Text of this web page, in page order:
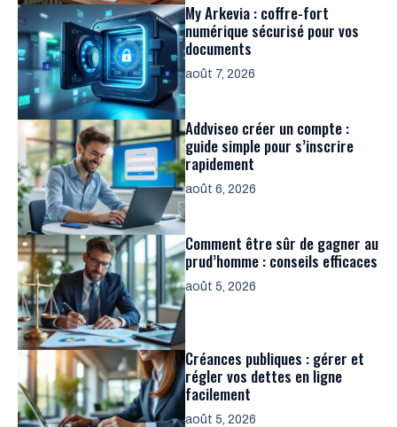
My Arkevia : coffre-fort
numérique sécurisé pour vos
documents
août 7, 2026
Addviseo créer un compte :
guide simple pour s’inscrire
rapidement
août 6, 2026
Comment être sûr de gagner au
prud’homme : conseils efficaces
août 5, 2026
Créances publiques : gérer et
régler vos dettes en ligne
facilement
août 5, 2026